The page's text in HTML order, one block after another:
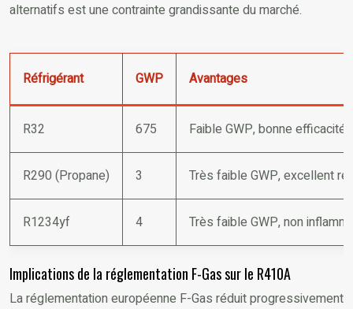
alternatifs est une contrainte grandissante du marché.
Réfrigérant GWP Avantages
R32 675 Faible GWP, bonne efficacité
R290 (Propane) 3 Très faible GWP, excellent
R1234yf 4 Très faible GWP, non
Implications de la réglementation F-Gas sur le R410A
La réglementation européenne F-Gas réduit progressivement